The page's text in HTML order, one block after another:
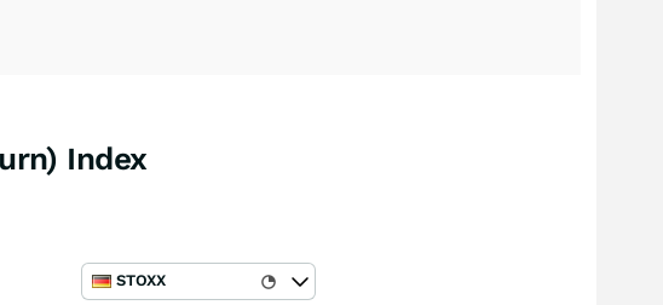
Index
STOXX